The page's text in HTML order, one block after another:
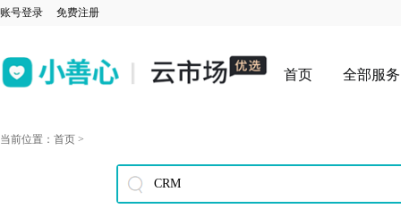
账号登录 免费注册
首页 全部服务
当前位置： 首页 >